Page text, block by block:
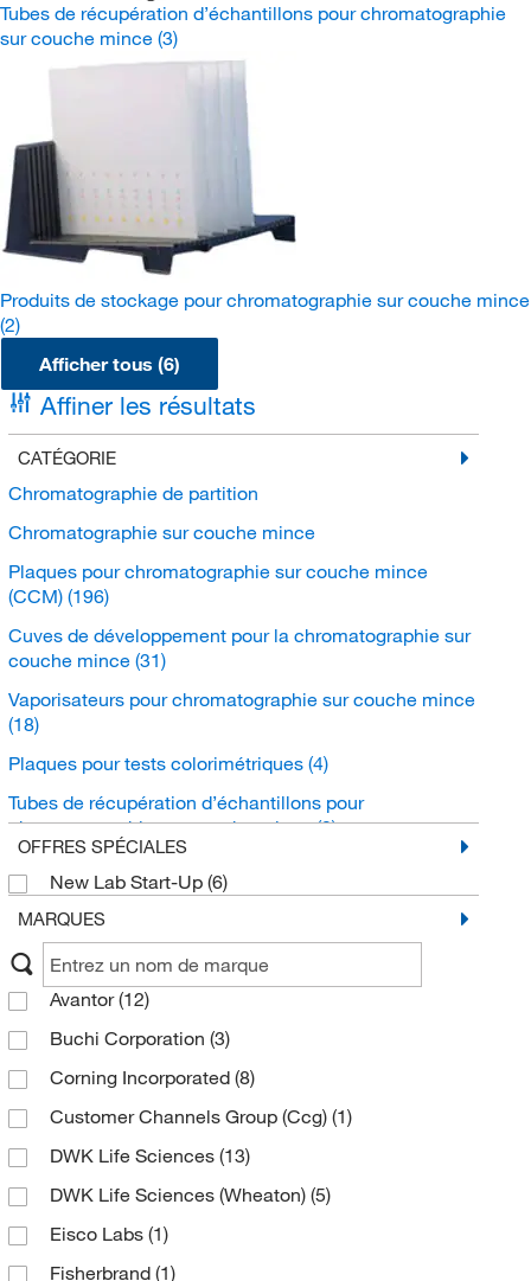
Tubes de récupération d’échantillons pour chromatographie
sur couche mince (3)
Produits de stockage pour chromatographie sur couche mince
(2)
Afficher tous (6)
Affiner les résultats
CATÉGORIE
Chromatographie de partition
Chromatographie sur couche mince
Plaques pour chromatographie sur couche mince
(CCM) (196)
Cuves de développement pour la chromatographie sur
couche mince (31)
Vaporisateurs pour chromatographie sur couche mince
(18)
Plaques pour tests colorimétriques (4)
Tubes de récupération d’échantillons pour
chromatographie sur couche mince(3)
couche mince(2)
OFFRES SPÉCIALES
New Lab Start-Up (6)
MARQUES
Avantor(12)
Buchi Corporation (3)
Corning Incorporated (8)
Customer Channels Group (Ccg) (1)
DWK Life Sciences (13)
DWK Life Sciences (Wheaton) (5)
Eisco Labs (1)
Fisherbrand (1)